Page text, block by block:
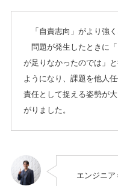
「自責志向」がより強く
問題が発生したときに「
が足りなかったのでは」
ようになり、課題を他人
責任として捉える姿勢が
がりました。
エンジニア